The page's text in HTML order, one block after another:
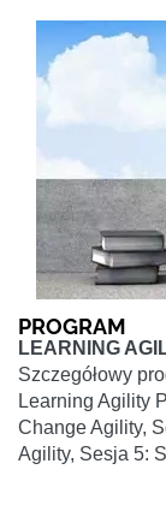
PROGRAM
LEARNING
Szczegółowy
Learning Agility
Change Agility,
Agility, Sesja 5: